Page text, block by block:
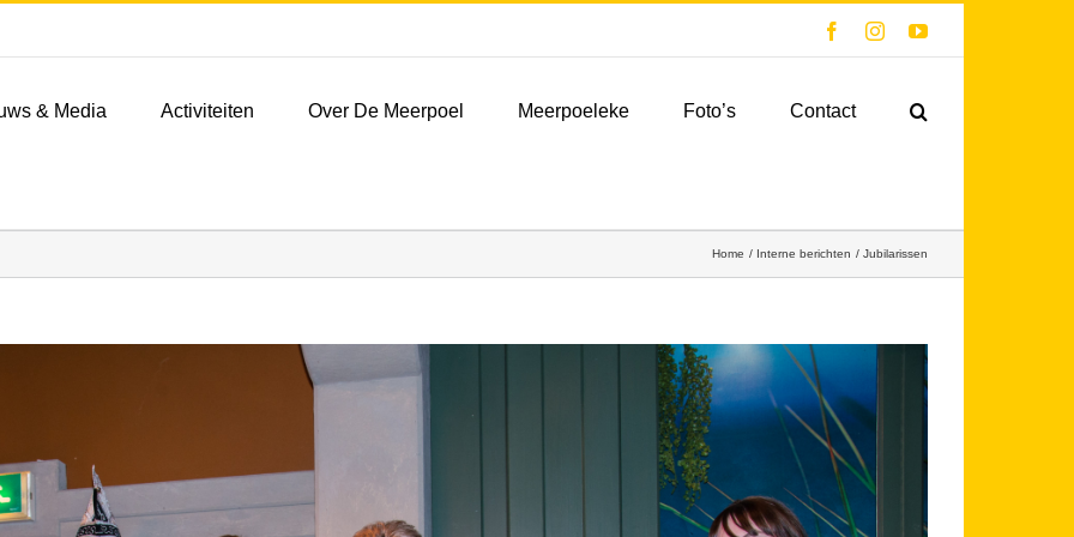
FacebookInstagramYouTube
& Media Activiteiten Over De Meerpoel Meerpoeleke Foto’s Contact
Home Interne berichten Jubilarissen